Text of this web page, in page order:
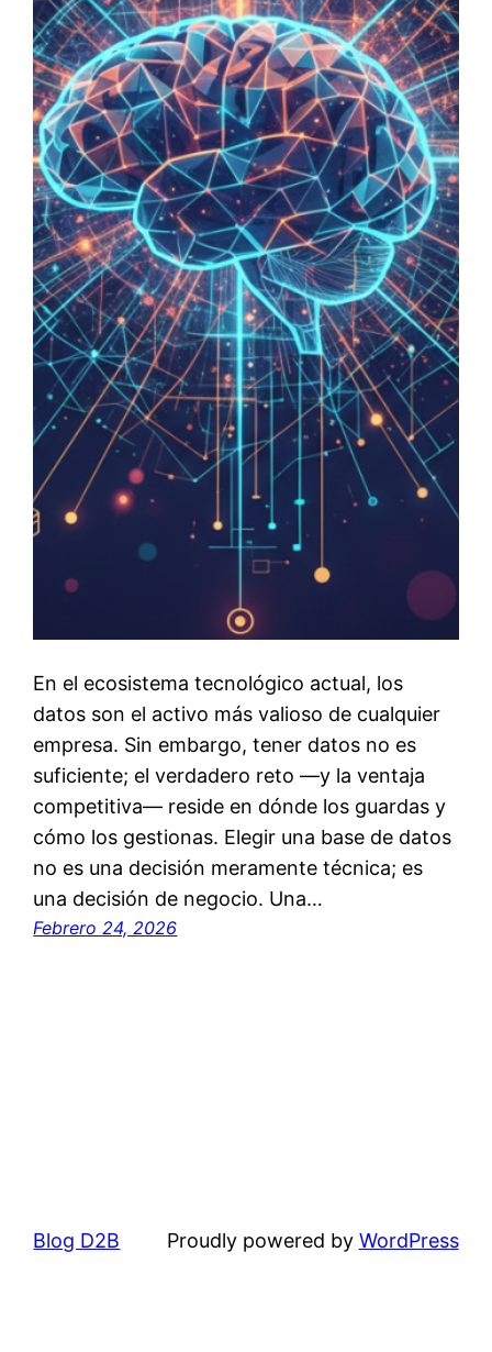
En el ecosistema tecnológico actual, los
datos son el activo más valioso de cualquier
empresa. Sin embargo, tener datos no es
suficiente; el verdadero reto —y la ventaja
competitiva— reside en dónde los guardas y
cómo los gestionas. Elegir una base de datos
no es una decisión meramente técnica; es
una decisión de negocio. Una…
Febrero 24, 2026
Blog D2B Proudly powered by WordPress